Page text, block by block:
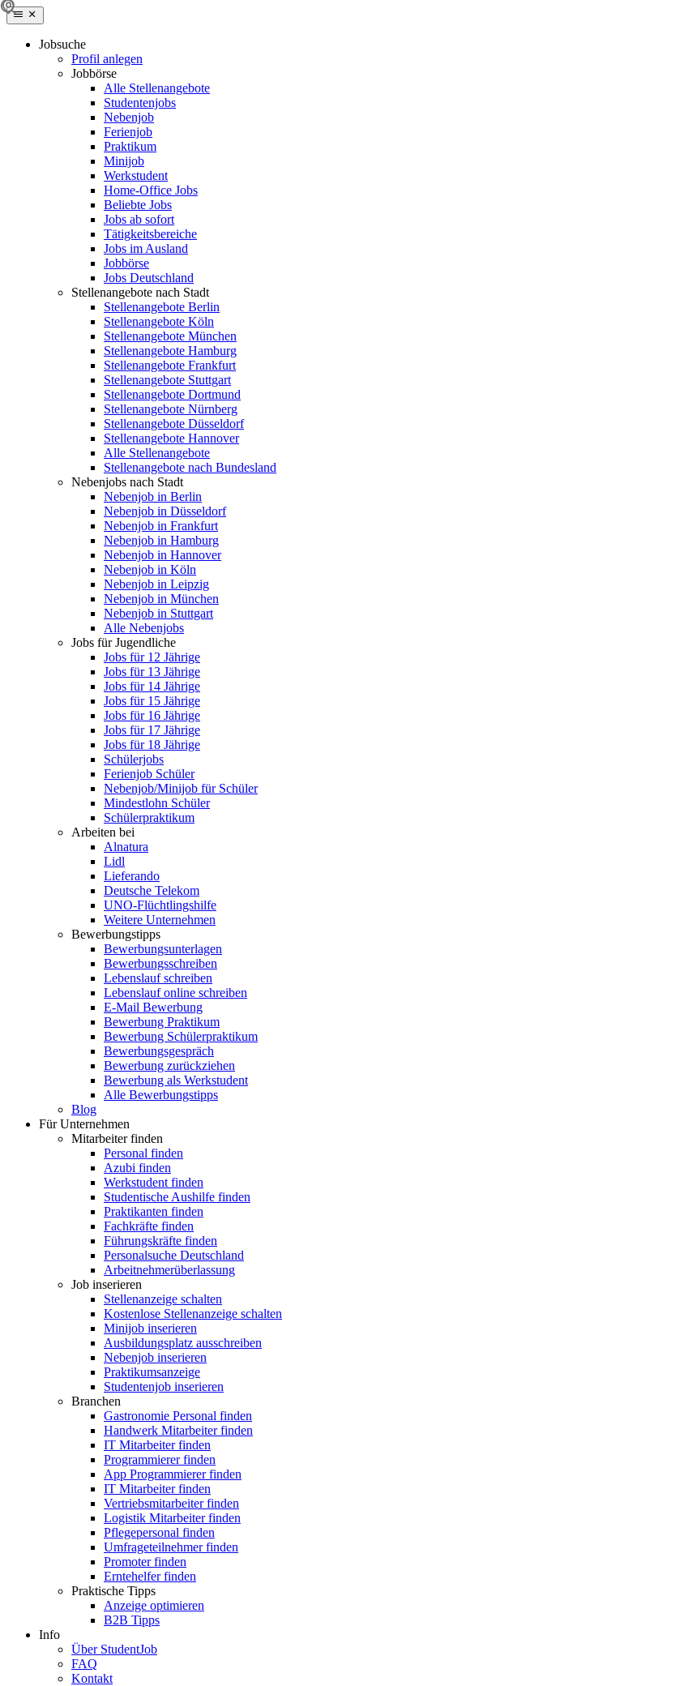
Jobsuche
Profil anlegen
Jobbörse
Alle Stellenangebote
Studentenjobs
Nebenjob
Ferienjob
Praktikum
Minijob
Werkstudent
Home-Office Jobs
Beliebte Jobs
Jobs ab sofort
Tätigkeitsbereiche
Jobs im Ausland
Jobbörse
Jobs Deutschland
Stellenangebote nach Stadt
Stellenangebote Berlin
Stellenangebote Köln
Stellenangebote München
Stellenangebote Hamburg
Stellenangebote Frankfurt
Stellenangebote Stuttgart
Stellenangebote Dortmund
Stellenangebote Nürnberg
Stellenangebote Düsseldorf
Stellenangebote Hannover
Alle Stellenangebote
Stellenangebote nach Bundesland
Nebenjobs nach Stadt
Nebenjob in Berlin
Nebenjob in Düsseldorf
Nebenjob in Frankfurt
Nebenjob in Hamburg
Nebenjob in Hannover
Nebenjob in Köln
Nebenjob in Leipzig
Nebenjob in München
Nebenjob in Stuttgart
Alle Nebenjobs
Jobs für Jugendliche
Jobs für 12 Jährige
Jobs für 13 Jährige
Jobs für 14 Jährige
Jobs für 15 Jährige
Jobs für 16 Jährige
Jobs für 17 Jährige
Jobs für 18 Jährige
Schülerjobs
Ferienjob Schüler
Nebenjob/Minijob für Schüler
Mindestlohn Schüler
Schülerpraktikum
Arbeiten bei
Alnatura
Lidl
Lieferando
Deutsche Telekom
UNO-Flüchtlingshilfe
Weitere Unternehmen
Bewerbungstipps
Bewerbungsunterlagen
Bewerbungsschreiben
Lebenslauf schreiben
Lebenslauf online schreiben
E-Mail Bewerbung
Bewerbung Praktikum
Bewerbung Schülerpraktikum
Bewerbungsgespräch
Bewerbung zurückziehen
Bewerbung als Werkstudent
Alle Bewerbungstipps
Blog
Für Unternehmen
Mitarbeiter finden
Personal finden
Azubi finden
Werkstudent finden
Studentische Aushilfe finden
Praktikanten finden
Fachkräfte finden
Führungskräfte finden
Personalsuche Deutschland
Arbeitnehmerüberlassung
Job inserieren
Stellenanzeige schalten
Kostenlose Stellenanzeige schalten
Minijob inserieren
Ausbildungsplatz ausschreiben
Nebenjob inserieren
Praktikumsanzeige
Studentenjob inserieren
Branchen
Gastronomie Personal finden
Handwerk Mitarbeiter finden
IT Mitarbeiter finden
Programmierer finden
App Programmierer finden
IT Mitarbeiter finden
Vertriebsmitarbeiter finden
Logistik Mitarbeiter finden
Pflegepersonal finden
Umfrageteilnehmer finden
Promoter finden
Erntehelfer finden
Praktische Tipps
Anzeige optimieren
B2B Tipps
Info
Über StudentJob
FAQ
Kontakt